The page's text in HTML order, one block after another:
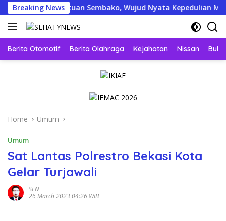
Skip
to
content
Breaking News
Bantuan Sembako, Wujud Nyata Kepedulian Melalui
Berita Otomotif Berita Olahraga Kejahatan Nissan
Home Umum
Umum
Sat Lantas Polrestro Bekasi Kota
Gelar Turjawali
SEN
26 March 2023 04:26 WIB